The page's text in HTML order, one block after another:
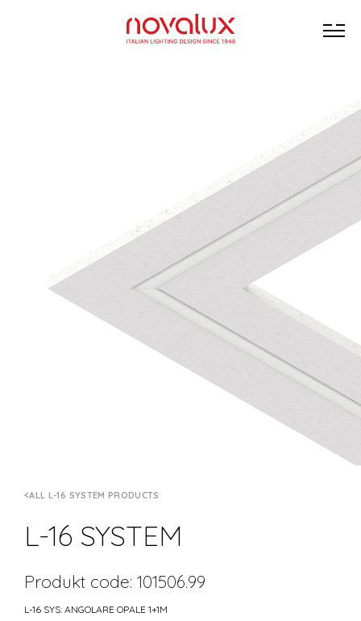
ALL L-16 SYSTEM PRODUCTS
L-16 SYSTEM
Produkt code: 101506.99
L-16 SYS: ANGOLARE OPALE 1+1M